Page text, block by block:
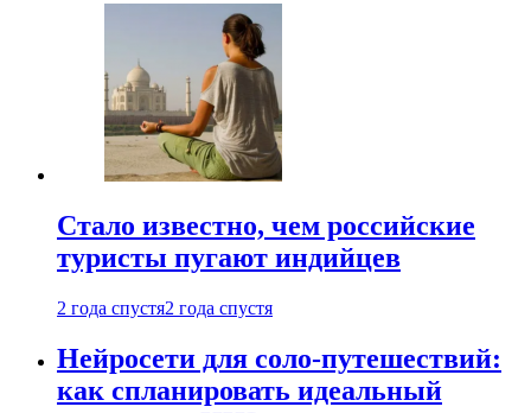
Стало известно, чем российские
туристы пугают индийцев
2 года спустя2 года спустя
Нейросети для соло-путешествий:
как спланировать идеальный